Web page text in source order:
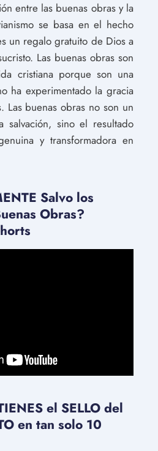
entre las buenas obras y la
se basa en el hecho
un regalo gratuito de Dios a
Las buenas obras son
cristiana porque son una
ha experimentado la gracia
Las buenas obras no son un
salvación, sino el resultado
y transformadora en
Salvo los
Obras?
el SELLO del
en tan solo 10